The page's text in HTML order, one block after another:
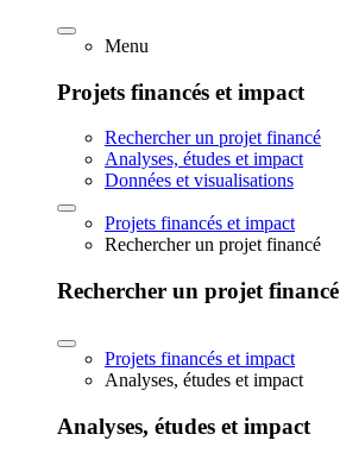
Menu
Projets financés et impact
Rechercher un projet financé
Analyses, études et impact
Données et visualisations
Projets financés et impact
Rechercher un projet financé
Rechercher un projet financé
Projets financés et impact
Analyses, études et impact
Analyses, études et impact